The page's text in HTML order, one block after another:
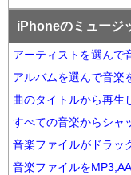
iPhoneのミュージ
アーティストを選んで
アルバムを選んで音楽
曲のタイトルから再生
すべての音楽からシャ
音楽ファイルがドラッ
音楽ファイルを